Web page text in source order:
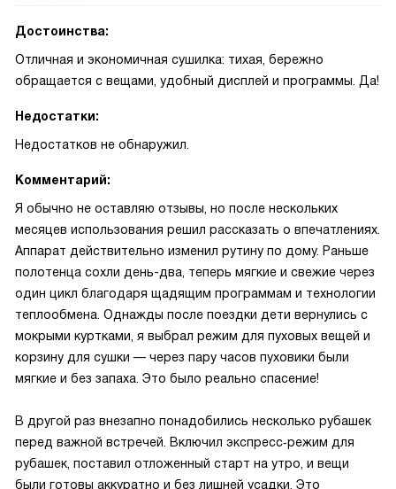
Достоинства:
Отличная и экономичная сушилка: тихая, бережно
обращается с вещами, удобный дисплей и программы. Да!
Недостатки:
Недостатков не обнаружил.
Комментарий:
Я обычно не оставляю отзывы, но после нескольких
месяцев использования решил рассказать о впечатлениях.
Аппарат действительно изменил рутину по дому. Раньше
полотенца сохли день-два, теперь мягкие и свежие через
один цикл благодаря щадящим программам и технологии
теплообмена. Однажды после поездки дети вернулись с
мокрыми куртками, я выбрал режим для пуховых вещей и
корзину для сушки — через пару часов пуховики были
мягкие и без запаха. Это было реально спасение!
В другой раз внезапно понадобились несколько рубашек
перед важной встречей. Включил экспресс‑режим для
рубашек, поставил отложенный старт на утро, и вещи
были готовы аккуратно и без лишней усадки. Это